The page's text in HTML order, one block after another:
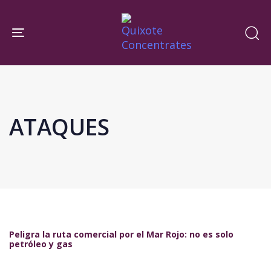
links
navigation
content
Toggle navigation
ATAQUES
Peligra la ruta comercial por el Mar Rojo: no es solo
petróleo y gas